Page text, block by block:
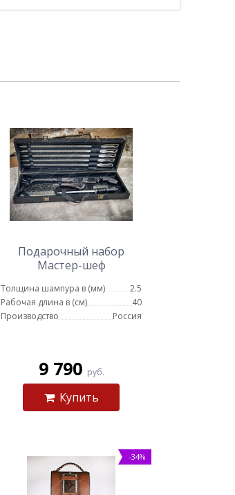
Подарочный набор
Мастер-шеф
Толщина шампура в (мм)
2.5
Рабочая длина в (см)
40
Производство
Россия
9 790 руб.
Купить
-34%